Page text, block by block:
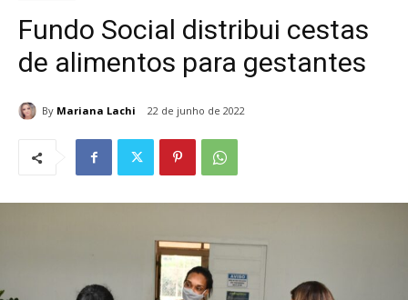
Fundo Social distribui cestas
de alimentos para gestantes
By Mariana Lachi 22 de junho de 2022